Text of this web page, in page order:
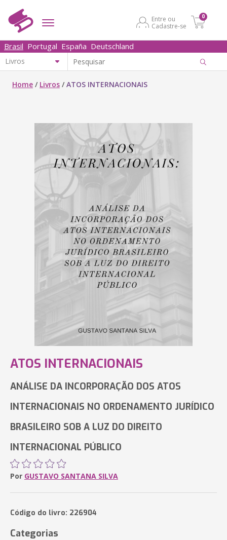
Entre ou
Cadastre-se
0
Brasil Portugal España Deutschland
Home / Livros /ATOS INTERNACIONAIS
ATOS INTERNACIONAIS
ANÁLISE DA INCORPORAÇÃO DOS ATOS
INTERNACIONAIS NO ORDENAMENTO JURÍDICO
BRASILEIRO SOB A LUZ DO DIREITO
INTERNACIONAL PÚBLICO
Por GUSTAVO SANTANA SILVA
Código do livro: 226904
Categorias